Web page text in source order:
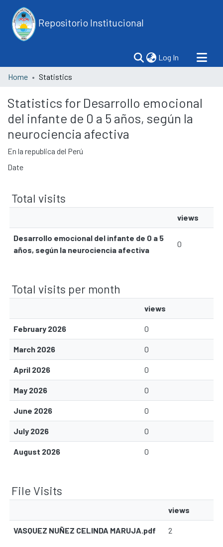
Repositorio Institucional
Log In (current)
Home Statistics
Statistics for Desarrollo emocional
del infante de 0 a 5 años, según la
neurociencia afectiva
En la republica del Perú
Date
Total visits
views
Desarrollo emocional del infante de 0 a 5
años, según la neurociencia afectiva
0
Total visits per month
views
February 2026 0
March 2026 0
April 2026 0
May 2026 0
June 2026 0
July 2026 0
August 2026 0
File Visits
views
VASQUEZ NUÑEZ CELINDA MARUJA.pdf 2